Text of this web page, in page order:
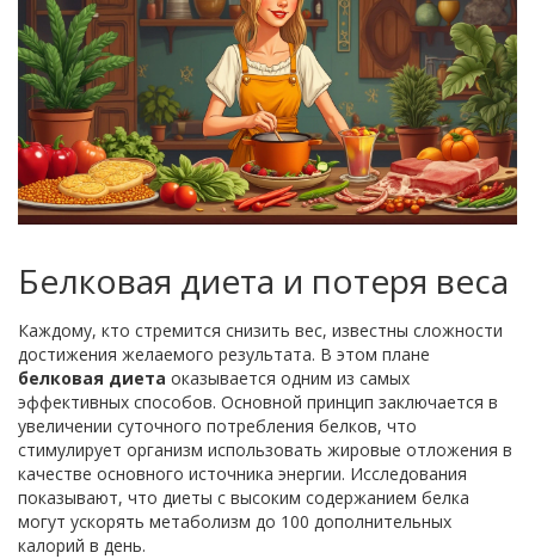
Белковая диета и потеря веса
Каждому, кто стремится снизить вес, известны сложности
достижения желаемого результата. В этом плане
белковая диета оказывается одним из самых
эффективных способов. Основной принцип заключается в
увеличении суточного потребления белков, что
стимулирует организм использовать жировые отложения в
качестве основного источника энергии. Исследования
показывают, что диеты с высоким содержанием белка
могут ускорять метаболизм до 100 дополнительных
калорий в день.